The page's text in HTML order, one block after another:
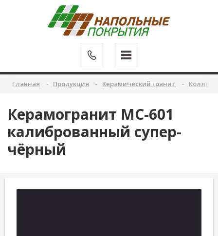
Главная Продукция Керамический гранит
Керамогранит MC-601
калиброванный супер-
чёрный